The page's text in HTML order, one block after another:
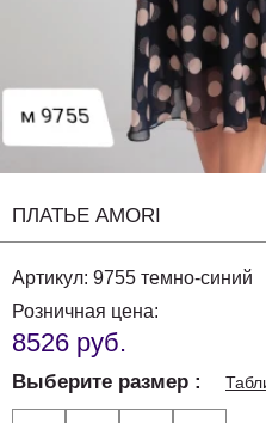
ПЛАТЬЕ AMORI
Артикул: 9755 темно-синий
Розничная цена:
8526 руб.
Выберите размер